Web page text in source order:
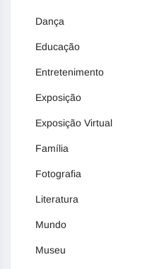
Dança
Educação
Entretenimento
Exposição
Exposição Virtual
Família
Fotografia
Literatura
Mundo
Museu